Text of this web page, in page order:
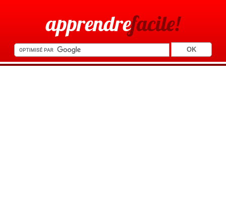
apprendrefacile!